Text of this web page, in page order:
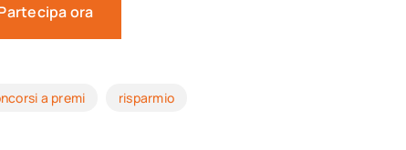
ora
a premi risparmio